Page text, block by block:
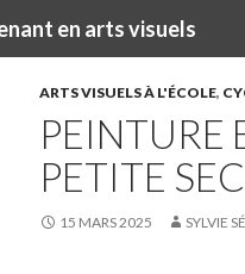
en arts visuels
ARTS VISUELS À L'ÉCOLE,
PEINTURE
PETITE
15 MARS 2025 SYLVIE